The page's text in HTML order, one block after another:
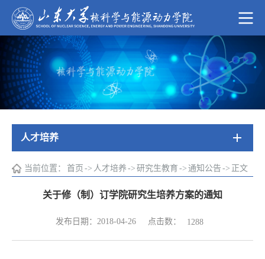
人才培养
当前位置： 首页 -> 人才培养 -> 研究生教育 -> 通知公告 -> 正文
关于修（制）订学院研究生培养方案的通知
发布日期：2018-04-26 点击数： 1288